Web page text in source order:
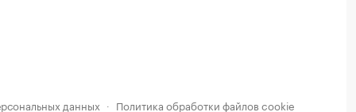
данных · Политика обработки файлов cookie